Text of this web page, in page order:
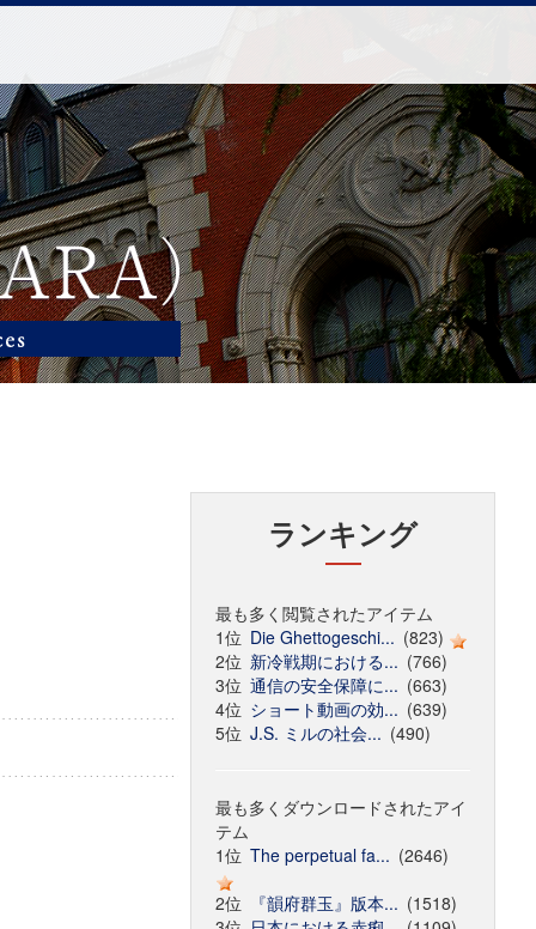
ランキング
最も多く閲覧されたアイテム
1位 Die Ghettogeschi... (823)
2位 新冷戦期における... (766)
3位 通信の安全保障に... (663)
4位 ショート動画の効... (639)
5位 J.S. ミルの社会... (490)
最も多くダウンロードされたアイ
テム
1位 The perpetual fa... (2646)
2位
『韻府群玉』版本... (1518)